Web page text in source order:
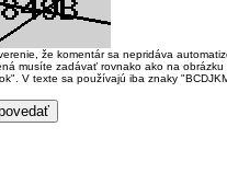
že komentár sa nepridáva
musíte zadávať rovnako ako na
V texte sa používajú iba znaky